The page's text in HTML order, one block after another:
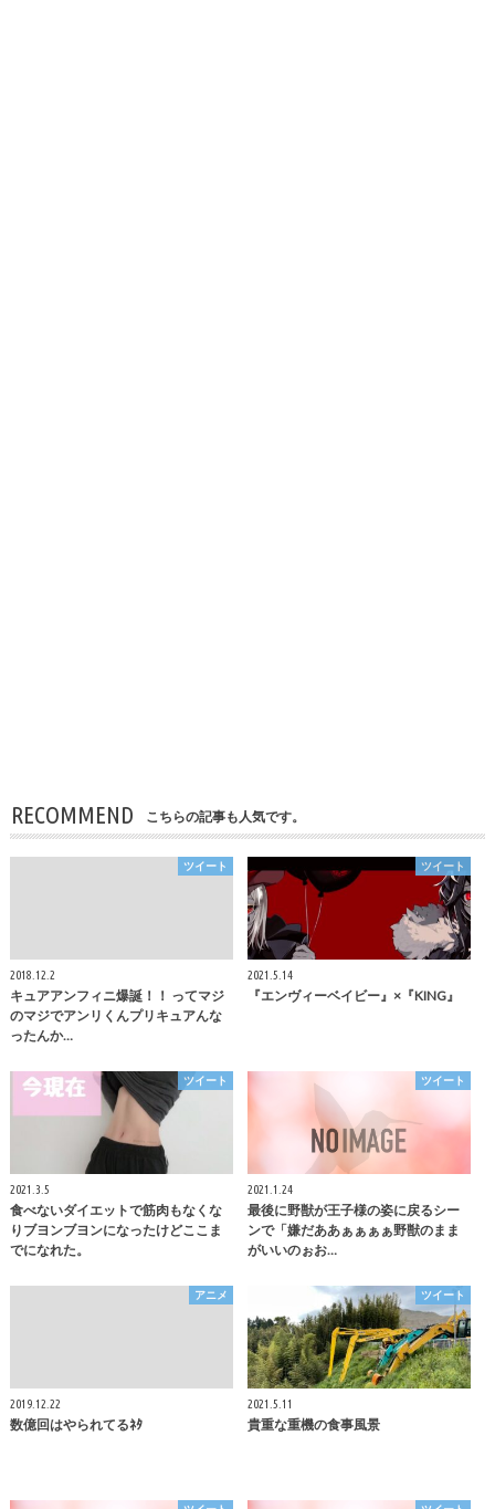
RECOMMEND こちらの記事も人気です。
ツイート
2018.12.2
キュアアンフィニ爆誕！！ ってマジ
のマジでアンリくんプリキュアんな
ったんか…
ツイート
2021.5.14
『エンヴィーベイビー』×『KING』
ツイート
2021.3.5
食べないダイエットで筋肉もなくな
りブヨンブヨンになったけどここま
でになれた。
ツイート
2021.1.24
最後に野獣が王子様の姿に戻るシー
ンで「嫌だああぁぁぁぁ野獣のまま
がいいのぉお…
アニメ
2019.12.22
数億回はやられてるﾈﾀ
ツイート
2021.5.11
貴重な重機の食事風景